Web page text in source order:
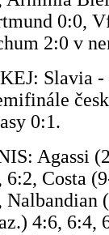
0:0,
2:0 v
Slavia -
0:1.
Agassi
6:2, Costa
Nalbandian
4:6, 6:4,